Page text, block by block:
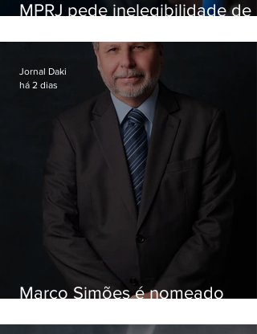
MPRJ pede inelegibilidade de
Marco Simões é nomeado
Jornal Daki
há 2 dias